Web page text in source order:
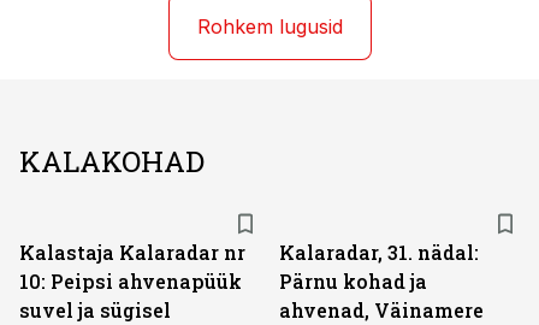
Rohkem lugusid
KALAKOHAD
Kalastaja Kalaradar nr
10: Peipsi ahvenapüük
suvel ja sügisel
Kalaradar, 31. nädal:
Pärnu kohad ja
ahvenad, Väinamere